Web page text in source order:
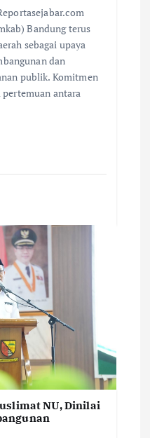
Bandung terus
sebagai upaya
dan
publik. Komitmen
antara
NU, Dinilai